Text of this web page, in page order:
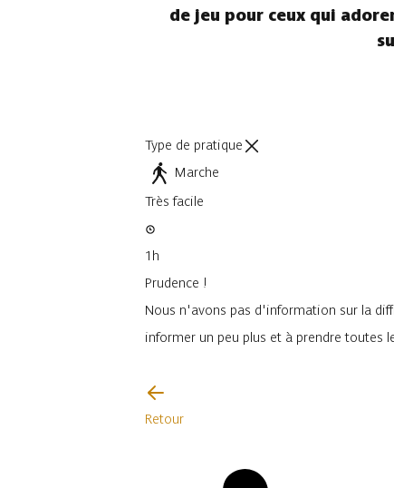
de jeu pour ceux qui
Type de pratique
Marche
Très facile
1h
Prudence !
Nous n'avons pas d'information sur la
informer un peu plus et à prendre toutes
Retour